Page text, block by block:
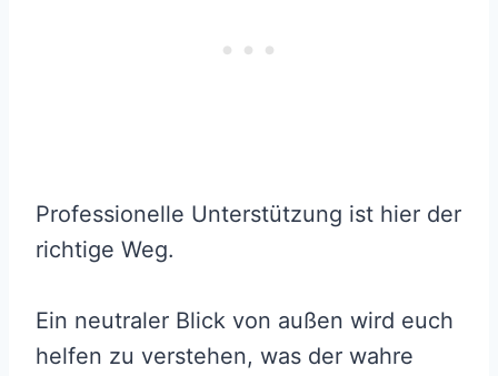
Professionelle Unterstützung ist hier der
richtige Weg.
Ein neutraler Blick von außen wird euch
helfen zu verstehen, was der wahre